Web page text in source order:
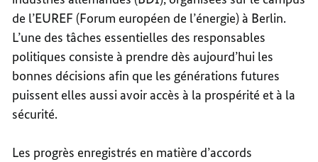
de l’EUREF (Forum européen de l’énergie) à Berlin.
L’une des tâches essentielles des responsables
politiques consiste à prendre dès aujourd’hui les
bonnes décisions afin que les générations futures
puissent elles aussi avoir accès à la prospérité et à la
sécurité.
Les progrès enregistrés en matière d’accords